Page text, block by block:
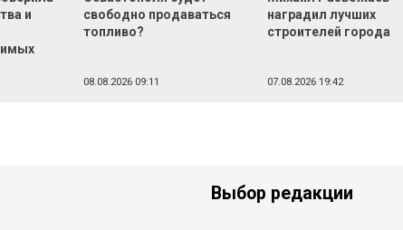
и
свободно продаваться
топливо?
08.08.2026 09:11
наградил лучших
строителей города
07.08.2026 19:42
Выбор редакции